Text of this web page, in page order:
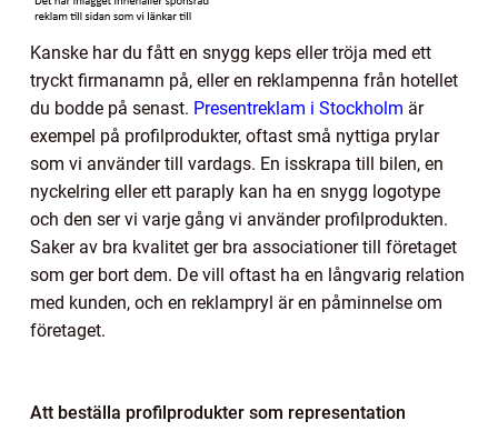
Kanske har du fått en snygg keps eller tröja med ett
tryckt firmanamn på, eller en reklampenna från hotellet
du bodde på senast. Presentreklam i Stockholm är
exempel på profilprodukter, oftast små nyttiga prylar
som vi använder till vardags. En isskrapa till bilen, en
nyckelring eller ett paraply kan ha en snygg logotype
och den ser vi varje gång vi använder profilprodukten.
Saker av bra kvalitet ger bra associationer till företaget
som ger bort dem. De vill oftast ha en långvarig relation
med kunden, och en reklampryl är en påminnelse om
företaget.
Att beställa profilprodukter som representation